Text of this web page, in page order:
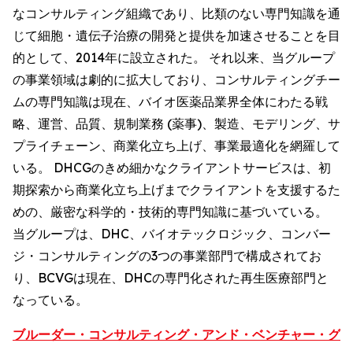
なコンサルティング組織であり、比類のない専門知識を通
じて細胞・遺伝子治療の開発と提供を加速させることを目
的として、2014年に設立された。 それ以来、当グループ
の事業領域は劇的に拡大しており、コンサルティングチー
ムの専門知識は現在、バイオ医薬品業界全体にわたる戦
略、運営、品質、規制業務 (薬事)、製造、モデリング、サ
プライチェーン、商業化立ち上げ、事業最適化を網羅して
いる。 DHCGのきめ細かなクライアントサービスは、初
期探索から商業化立ち上げまでクライアントを支援するた
めの、厳密な科学的・技術的専門知識に基づいている。
当グループは、DHC、バイオテックロジック、コンバー
ジ・コンサルティングの3つの事業部門で構成されてお
り、BCVGは現在、DHCの専門化された再生医療部門と
なっている。
ブルーダー・コンサルティング・アンド・ベンチャー・グ